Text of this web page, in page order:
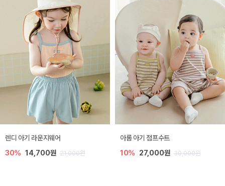
렌디 아기 라운지웨어
30% 14,700원 21,000원
아롬 아기 점프수트
10% 27,000원 30,000원